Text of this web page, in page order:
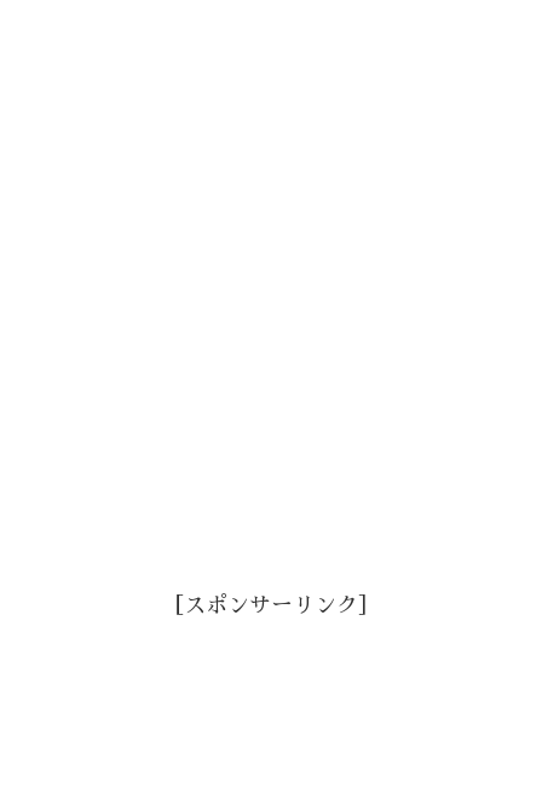
［スポンサーリンク］